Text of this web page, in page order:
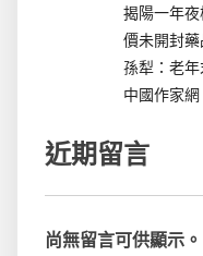
揭陽一年
價未開封
孫犁：老
中國作家網
近期留言
尚無留言可供顯示。